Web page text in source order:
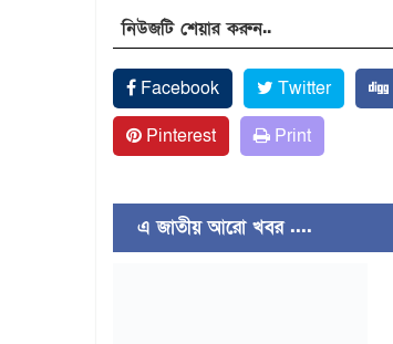
নিউজটি শেয়ার করুন..
Facebook Twitter
Pinterest
Print
এ জাতীয় আরো খবর ....